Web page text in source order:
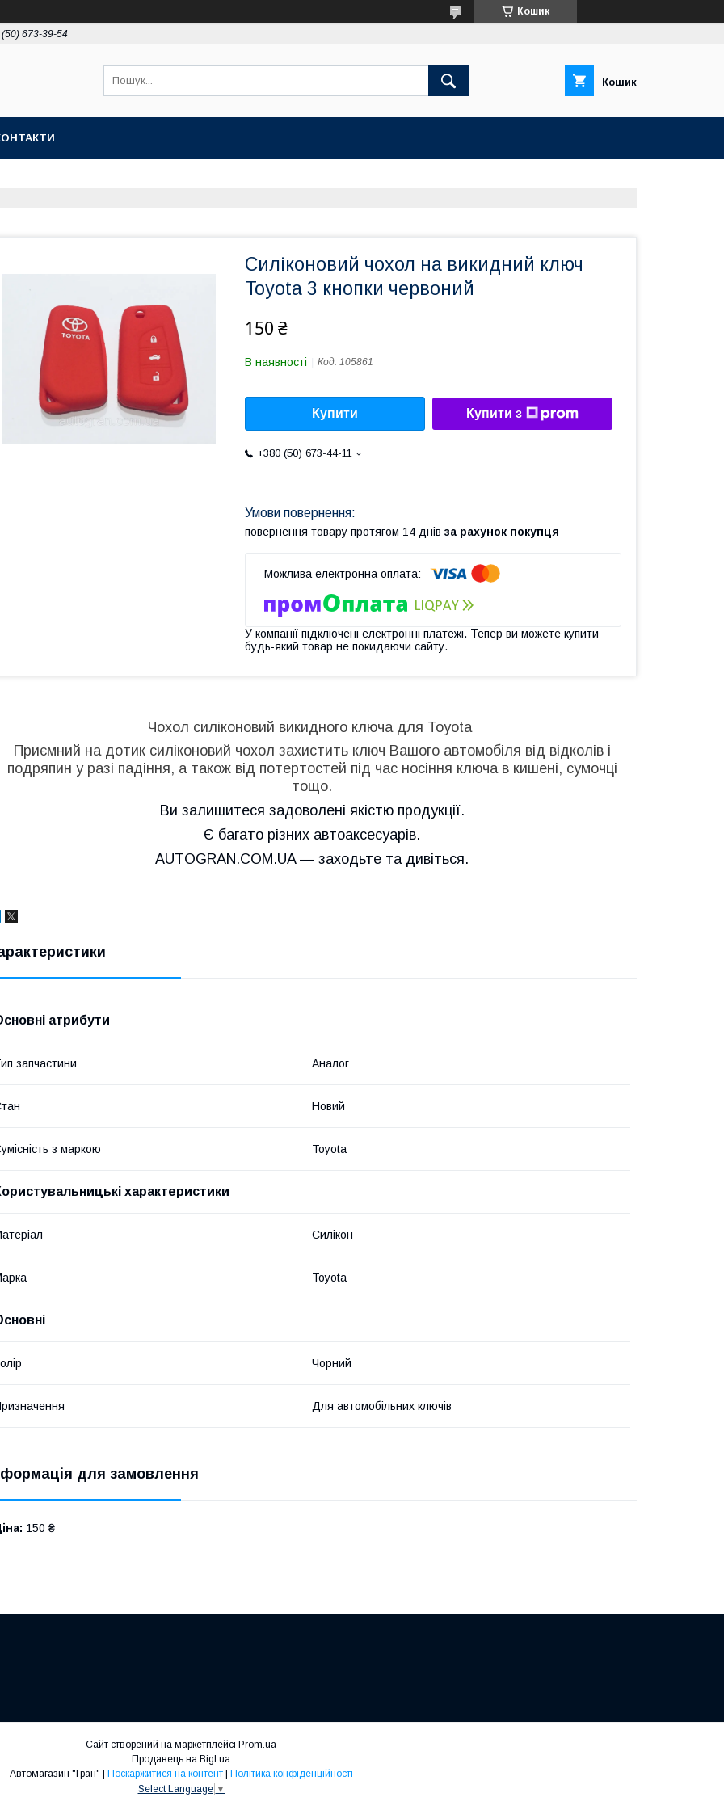
Кошик
673-39-54
Кошик
Силіконовий чохол на викидний ключ
Toyota 3 кнопки червоний
150 ₴
В наявності Код: 105861
Купити Купити з
+380 (50) 673-44-11
повернення товару протягом 14 днів за рахунок покупця
У компанії підключені електронні платежі. Тепер ви можете купити
будь-який товар не покидаючи сайту.
Чохол силіконовий викидного ключа для Toyota
Приємний на дотик силіконовий чохол захистить ключ Вашого автомобіля від відколів і
подряпин у разі падіння, а також від потертостей під час носіння ключа в кишені, сумочці
тощо.
Ви залишитеся задоволені якістю продукції.
Є багато різних автоаксесуарів.
AUTOGRAN.COM.UA — заходьте та дивіться.
атрибути
запчастини Аналог
Новий
з маркою Toyota
характеристики
Силікон
Toyota
Чорний
Для автомобільних ключів
для замовлення
150 ₴
Сайт створений на маркетплейсі Prom.ua
Продавець на Bigl.ua
Автомагазин "Гран" | Поскаржитися на контент | Політика конфіденційності
Select Language ▼